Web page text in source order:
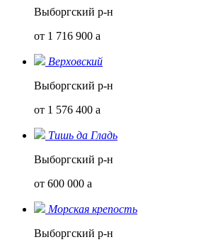
Выборгский р-н
от 1 716 900 a
Верховский
Выборгский р-н
от 1 576 400 a
Тишь да Гладь
Выборгский р-н
от 600 000 a
Морская крепость
Выборгский р-н